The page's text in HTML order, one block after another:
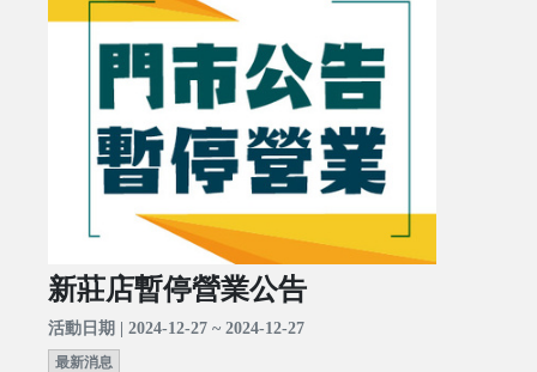
新莊店暫停營業公告
活動日期 | 2024-12-27 ~ 2024-12-27
最新消息